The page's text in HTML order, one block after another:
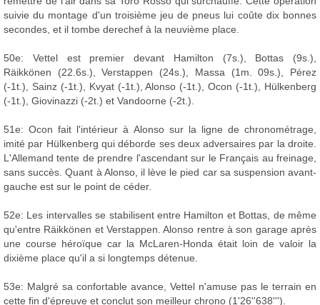
suivie du montage d'un troisième jeu de pneus lui coûte dix bonnes
secondes, et il tombe derechef à la neuvième place.
50e: Vettel est premier devant Hamilton (7s.), Bottas (9s.),
Räikkönen (22.6s.), Verstappen (24s.), Massa (1m. 09s.), Pérez
(-1t.), Sainz (-1t.), Kvyat (-1t.), Alonso (-1t.), Ocon (-1t.), Hülkenberg
(-1t.), Giovinazzi (-2t.) et Vandoorne (-2t.).
51e: Ocon fait l'intérieur à Alonso sur la ligne de chronométrage,
imité par Hülkenberg qui déborde ses deux adversaires par la droite.
L'Allemand tente de prendre l'ascendant sur le Français au freinage,
sans succès. Quant à Alonso, il lève le pied car sa suspension avant-
gauche est sur le point de céder.
52e: Les intervalles se stabilisent entre Hamilton et Bottas, de même
qu'entre Räikkönen et Verstappen. Alonso rentre à son garage après
une course héroïque car la McLaren-Honda était loin de valoir la
dixième place qu'il a si longtemps détenue.
53e: Malgré sa confortable avance, Vettel n'amuse pas le terrain en
cette fin d'épreuve et conclut son meilleur chrono (1'26''638''').